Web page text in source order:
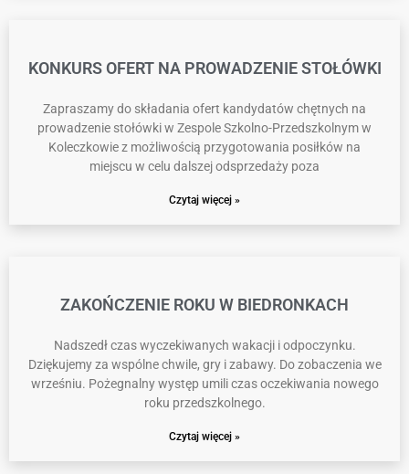
KONKURS OFERT NA PROWADZENIE STOŁÓWKI
Zapraszamy do składania ofert kandydatów chętnych na
prowadzenie stołówki w Zespole Szkolno-Przedszkolnym w
Koleczkowie z możliwością przygotowania posiłków na
miejscu w celu dalszej odsprzedaży poza
Czytaj więcej »
ZAKOŃCZENIE ROKU W BIEDRONKACH
Nadszedł czas wyczekiwanych wakacji i odpoczynku.
Dziękujemy za wspólne chwile, gry i zabawy. Do zobaczenia we
wrześniu. Pożegnalny występ umili czas oczekiwania nowego
roku przedszkolnego.
Czytaj więcej »